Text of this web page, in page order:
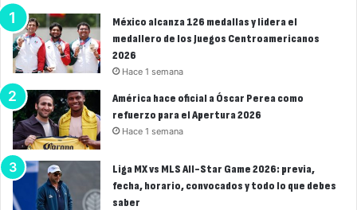
México alcanza 126 medallas y lidera el
medallero de los Juegos Centroamericanos
2026
Hace 1 semana
América hace oficial a Óscar Perea como
refuerzo para el Apertura 2026
Hace 1 semana
Liga MX vs MLS All-Star Game 2026: previa,
fecha, horario, convocados y todo lo que debes
saber